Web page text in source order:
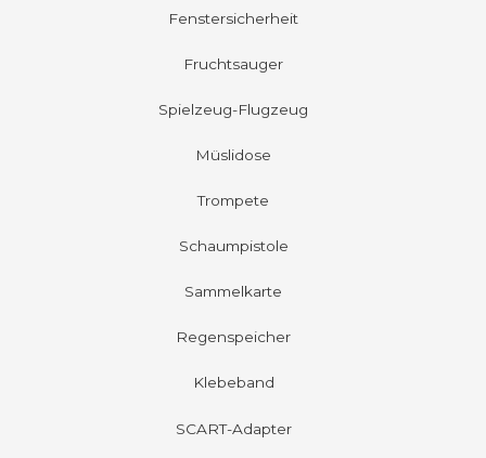
Fenstersicherheit
Fruchtsauger
Spielzeug-Flugzeug
Müslidose
Trompete
Schaumpistole
Sammelkarte
Regenspeicher
Klebeband
SCART-Adapter